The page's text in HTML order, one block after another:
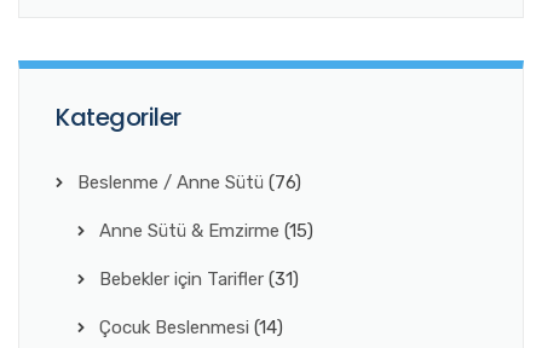
Kategoriler
Beslenme / Anne Sütü (76)
Anne Sütü & Emzirme (15)
Bebekler için Tarifler (31)
Çocuk Beslenmesi (14)